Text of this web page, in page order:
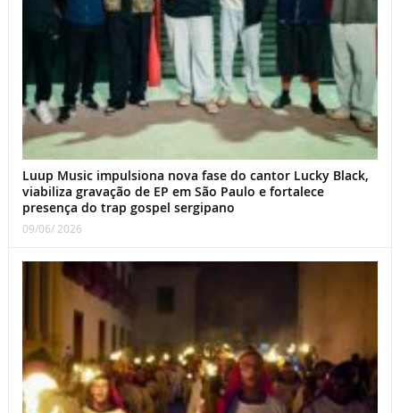
Luup Music impulsiona nova fase do cantor Lucky Black,
viabiliza gravação de EP em São Paulo e fortalece
presença do trap gospel sergipano
09/06/ 2026